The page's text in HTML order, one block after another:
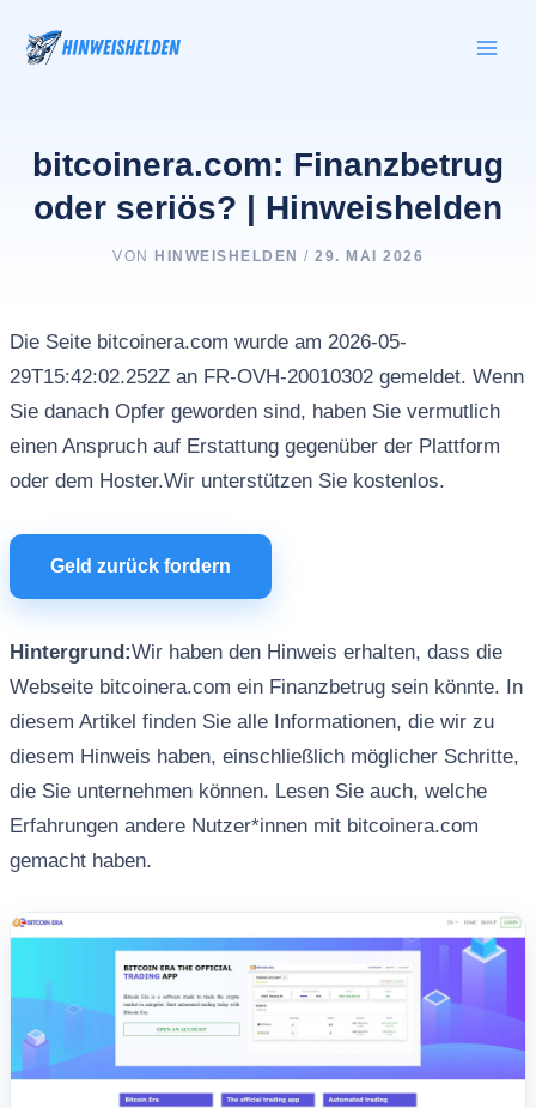
Inhalt
springen
bitcoinera.com: Finanzbetrug
oder seriös? | Hinweishelden
VON HINWEISHELDEN / 29. MAI 2026
Die Seite bitcoinera.com wurde am 2026-05-
29T15:42:02.252Z an FR-OVH-20010302 gemeldet. Wenn
Sie danach Opfer geworden sind, haben Sie vermutlich
einen Anspruch auf Erstattung gegenüber der Plattform
oder dem Hoster.Wir unterstützen Sie kostenlos.
Geld zurück fordern
Hintergrund:Wir haben den Hinweis erhalten, dass die
Webseite bitcoinera.com ein Finanzbetrug sein könnte. In
diesem Artikel finden Sie alle Informationen, die wir zu
diesem Hinweis haben, einschließlich möglicher Schritte,
die Sie unternehmen können. Lesen Sie auch, welche
Erfahrungen andere Nutzer*innen mit bitcoinera.com
gemacht haben.